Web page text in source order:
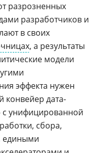
разрозненных
разработчиков и
в своих
, а результаты
модели
эффекта нужен
конвейер дата-
унифицированной
сбора,
едиными